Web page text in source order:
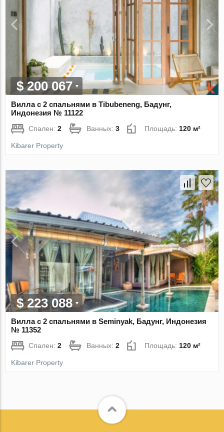
$ 200 067
Вилла с 2 спальнями в Tibubeneng, Бадунг,
Индонезия № 11122
Спален:2 Ванных:3 Площадь: 120 м²
Kibarer Property
$ 223 088
Вилла с 2 спальнями в Seminyak, Бадунг, Индонезия
№ 11352
Спален:2 Ванных:2 Площадь: 120 м²
Kibarer Property